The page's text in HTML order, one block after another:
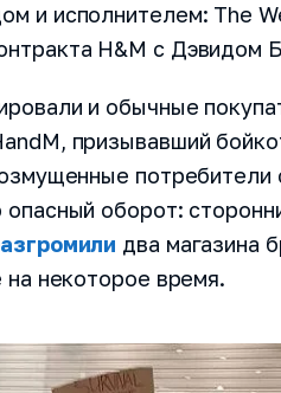
и исполнителем: The
H&M с Дэвидом
и обычные
призывавший
потребители
оборот:
два магазина
на некоторое время.